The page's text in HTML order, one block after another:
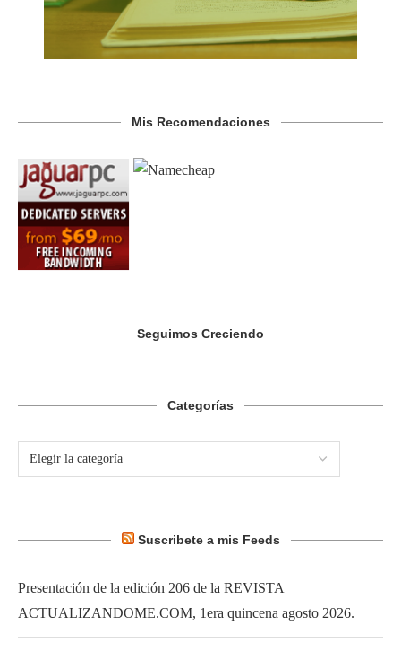
Mis Recomendaciones
Seguimos Creciendo
Categorías
Suscribete a mis Feeds
Presentación de la edición 206 de la REVISTA
ACTUALIZANDOME.COM, 1era quincena agosto 2026.